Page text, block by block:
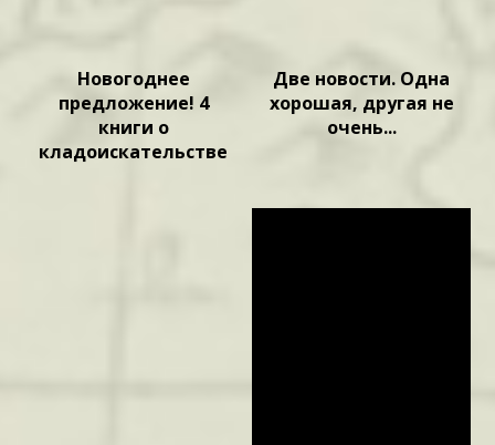
Новогоднее
предложение! 4
книги о
кладоискательстве
Две новости. Одна
хорошая, другая не
очень...